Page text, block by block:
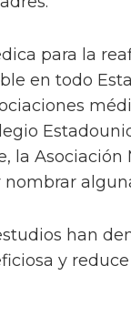
para la
en todo
la
nombrar
han
y